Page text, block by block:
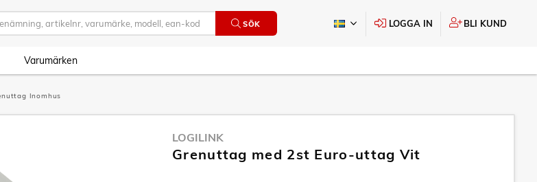
SÖK LOGGA IN BLI KUND
Varumärken
Inomhus
LOGILINK
Grenuttag med 2st Euro-uttag Vit